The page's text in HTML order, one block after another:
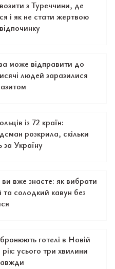
з Туреччини, де
і як не стати жертвою
може відправити до
людей заразилися
із 72 країн:
розкрила, скільки
за Україну
вже знаєте: як вибрати
та солодкий кавун без
готелі в Новій
усього три хвилини